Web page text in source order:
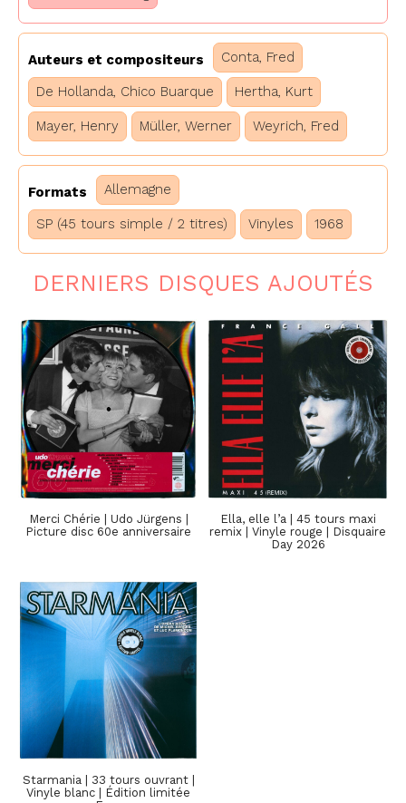
Auteurs et compositeurs Conta, Fred
De Hollanda, Chico Buarque Hertha, Kurt
Mayer, Henry Müller, Werner Weyrich, Fred
Formats Allemagne
SP (45 tours simple / 2 titres) Vinyles 1968
DERNIERS DISQUES AJOUTÉS
Merci Chérie | Udo Jürgens |
Picture disc 60e anniversaire
Ella, elle l’a | 45 tours maxi
remix | Vinyle rouge | Disquaire
Day 2026
Starmania | 33 tours ouvrant |
Vinyle blanc | Édition limitée